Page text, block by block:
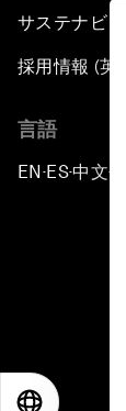
サステナビ
採用情報 (英
言語
EN ▪ES▪中文▪